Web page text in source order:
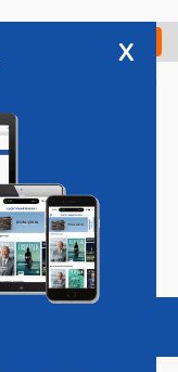
Check in
Vacatures
x